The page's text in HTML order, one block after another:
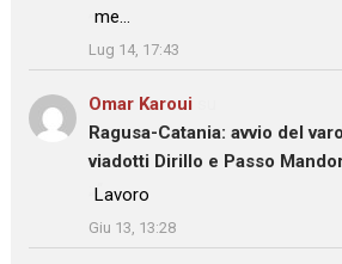
me…
”
Lug 14, 17:43
Omar Karoui
Ragusa-Catania: avvio del
viadotti Dirillo e Passo
: “Lavoro
”
Giu 13, 13:28